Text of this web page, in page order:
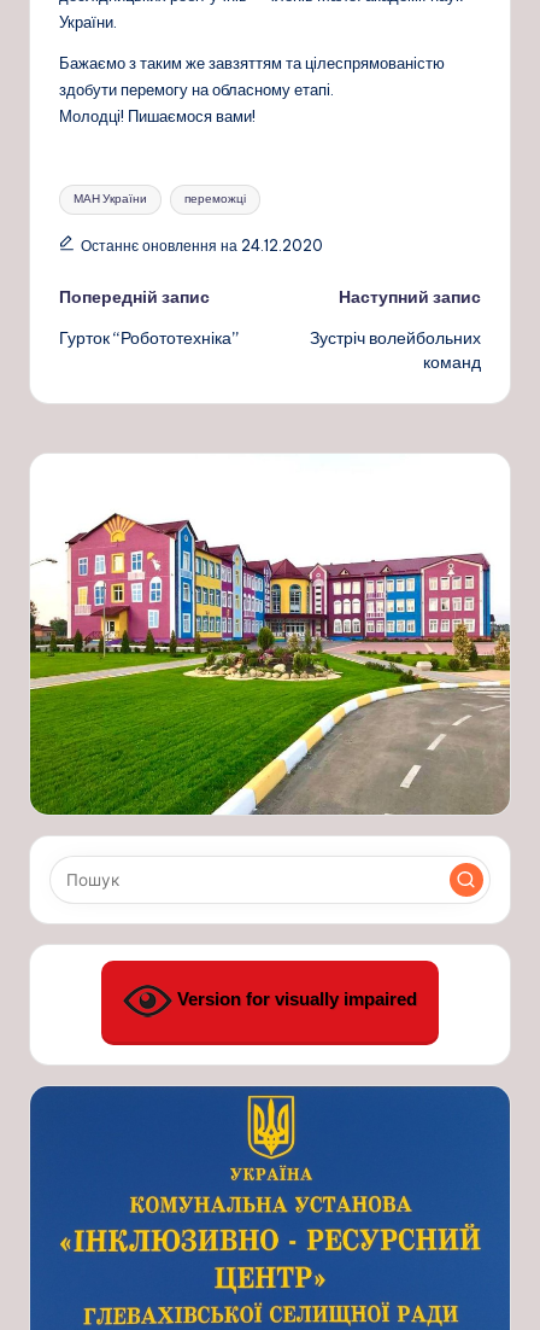
України.
Бажаємо з таким же завзяттям та цілеспрямованістю
здобути перемогу на обласному етапі.
Молодці! Пишаємося вами!
Позначки:
МАН України переможці
Останнє оновлення на 24.12.2020
Навігація
по
запису
Попередній запис
Гурток “Робототехніка”
Наступний запис
Зустріч волейбольних
команд
Version for visually impaired